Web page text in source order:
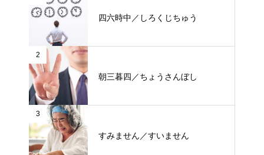
四六時中／しろくじちゅう
2
朝三暮四／ちょうさんぼし
3
すみません／すいません